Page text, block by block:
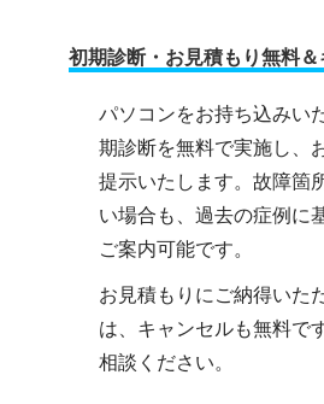
初期診断・お見積もり無料
パソコンをお持ち込みい
期診断を無料で実施し、
提示いたします。故障箇
い場合も、過去の症例に
ご案内可能です。
お見積もりにご納得いた
は、キャンセルも無料で
相談ください。